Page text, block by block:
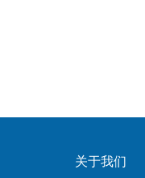
关于我们